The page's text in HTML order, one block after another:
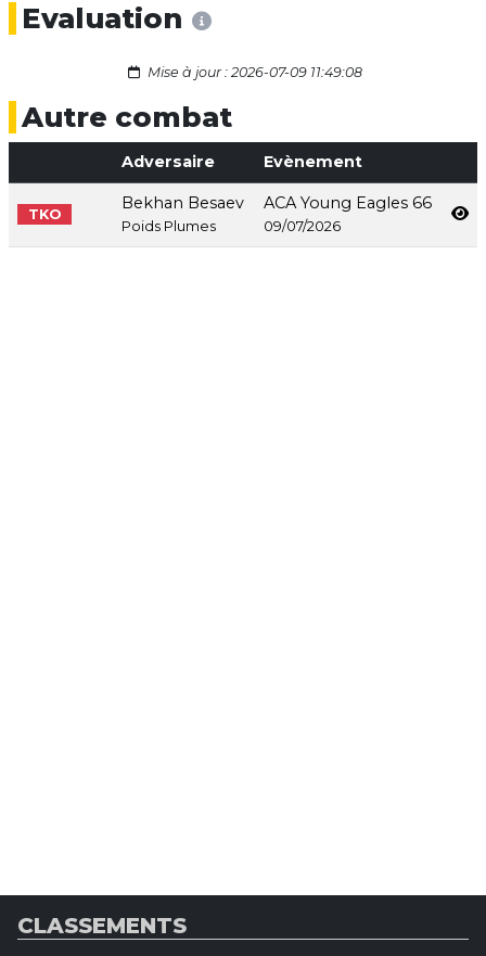
Evaluation
Mise à jour : 2026-07-09 11:49:08
Autre combat
Adversaire Evènement
TKO
Bekhan Besaev
Poids Plumes
ACA Young Eagles 66
09/07/2026
CLASSEMENTS